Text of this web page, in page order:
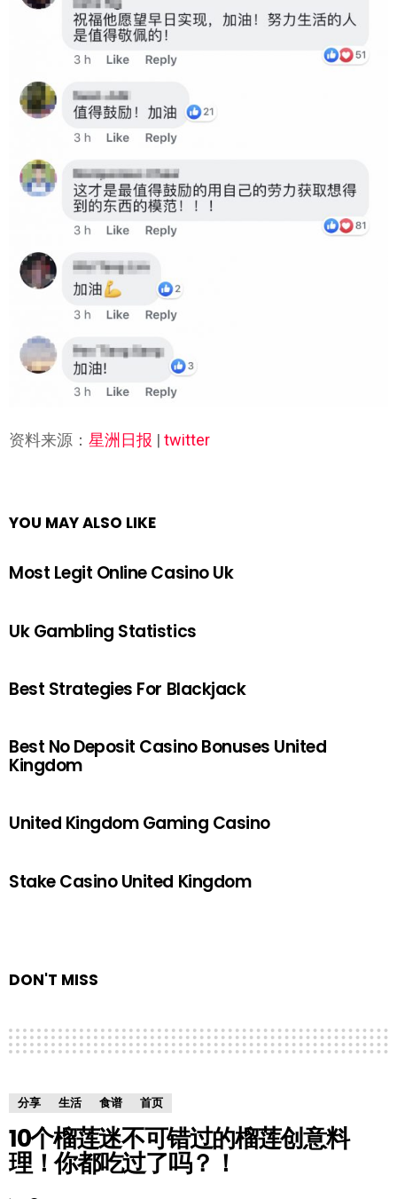
资料来源： 星洲日报 | twitter
YOU MAY ALSO LIKE
Most Legit Online Casino Uk
Uk Gambling Statistics
Best Strategies For Blackjack
Best No Deposit Casino Bonuses United
Kingdom
United Kingdom Gaming Casino
Stake Casino United Kingdom
DON'T MISS
分享 生活 食谱 首页
10个榴莲迷不可错过的榴莲创意料
理！你都吃过了吗？！